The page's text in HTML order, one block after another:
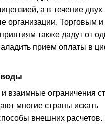
а в течение двух
организации. Торговым и
также дадут от
прием оплаты в
взаимные ограничения
многие страны искать
внешних